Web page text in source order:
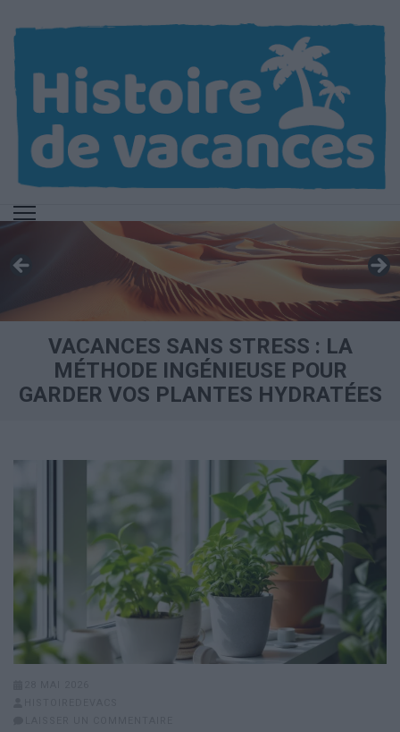
contenu
(Pressez
Entrée)
VACANCES SANS STRESS : LA
MÉTHODE INGÉNIEUSE POUR
GARDER VOS PLANTES HYDRATÉES